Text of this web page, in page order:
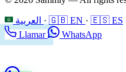
· 🇬🇧 EN · 🇪🇸 ES
Llamar
WhatsApp